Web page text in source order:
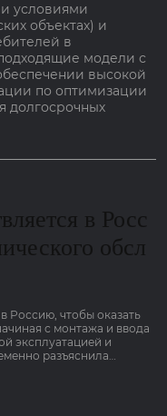
условиями
объектах) и
в
модели с
высокой
по оптимизации
долгосрочных
в Росс
обсл
Россию, чтобы оказать
с монтажа и ввода
эксплуатацией и
разъяснила
2 года, чтобы клиенты